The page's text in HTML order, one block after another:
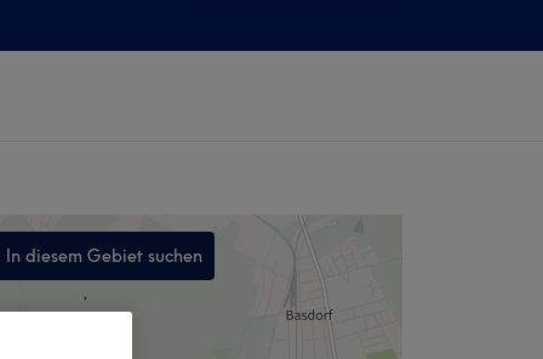
In diesem Gebiet suchen
,